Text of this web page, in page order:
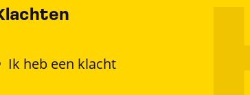
Ik heb een klacht